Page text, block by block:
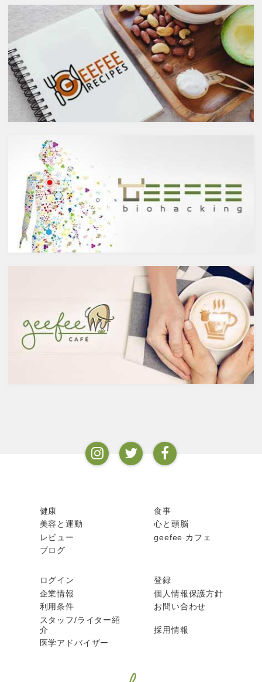
やウォッカ等の蒸留酒は、度数
も高いため健康に悪そうなイ
メージで、ワインや日本酒など
は何となくナチュラルな感じで
アルコール度数も低いのでそう
悪くもなさそうなイメージです
が、実際のところどうなので
しょうか？今回は、大きく分け
て2種類あるお酒の製造方法
（醸造酒と蒸留酒）の違いに
よって健康に対してどのような
ていきます。
醸造酒と蒸留酒の違いとは？
主にお酒は製造方法によって醸
造酒と蒸留酒の2つと、香料や
糖分、果実などを加えた混成酒
に分けられます。醸造酒は、果
実や穀物のような糖分を含んだ
原料を酵母によりアルコール発
酵させて造られたもの。蒸留酒
は、この発酵された醸造酒をさ
らに蒸留して作られたものでス
で、蒸留酒は一般的には40度～
50度、最大で90度台のアルコー
ルとなります。以下が主なお酒
の醸造酒と蒸留酒の分類です。
まれるケルセチンが、血中コレ
ステロールを値を抑え心臓病の
リスクを軽減するということを
お伝えしましたが、ケルセチン
には抗菌抗ウィルス作用があり
ウイルスとの闘いを促進する可
能性があると言われています。
また、免疫力の維持に重要な働
きを持つ亜鉛との相乗効果もあ
ると考えられています。今回
は、このケルセチンの健康効果
ない植物化合物であるケルセチ
ンは、ブドウやリンゴなどの果
物や、ブロッコリやトマト、タ
マネギなどの野菜、お蕎麦にも
免疫力を向上させる亜鉛の吸収
を助けるケルセチン
免疫力を保つことは、コロナウ
イルスの対策に限らず風邪やイ
ンフルエンザなど、さまざまな
疾患に対して人の体に有益な効
果を与えます。その免疫システ
ムを維持するのに重要な働きを
するのが亜鉛。
健康
食事
美容と運動
心と頭脳
レビュー
geefee カフェ
ブログ
ログイン
登録
企業情報
個人情報保護方針
利用条件
お問い合わせ
スタッフ/ライター紹
介
採用情報
医学アドバイザー